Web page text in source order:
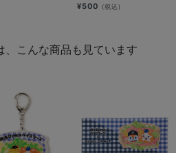
¥500 (税込)
、こんな商品も見ています